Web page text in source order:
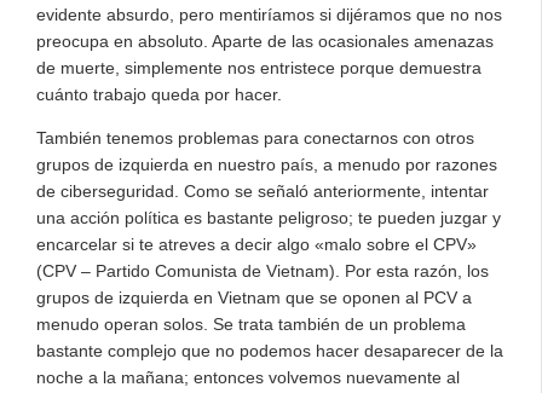
evidente absurdo, pero mentiríamos si dijéramos que no nos
preocupa en absoluto. Aparte de las ocasionales amenazas
de muerte, simplemente nos entristece porque demuestra
cuánto trabajo queda por hacer.
También tenemos problemas para conectarnos con otros
grupos de izquierda en nuestro país, a menudo por razones
de ciberseguridad. Como se señaló anteriormente, intentar
una acción política es bastante peligroso; te pueden juzgar y
encarcelar si te atreves a decir algo «malo sobre el CPV»
(CPV – Partido Comunista de Vietnam). Por esta razón, los
grupos de izquierda en Vietnam que se oponen al PCV a
menudo operan solos. Se trata también de un problema
bastante complejo que no podemos hacer desaparecer de la
noche a la mañana; entonces volvemos nuevamente al